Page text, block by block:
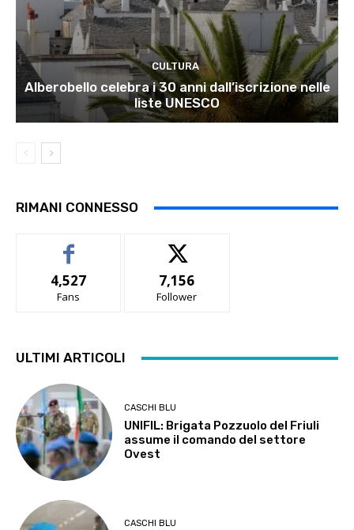
CULTURA
Alberobello celebra i 30 anni dall’iscrizione nelle
liste UNESCO
RIMANI CONNESSO
4,527
Fans
7,156
Follower
ULTIMI ARTICOLI
CASCHI BLU
UNIFIL: Brigata Pozzuolo del Friuli
assume il comando del settore
Ovest
CASCHI BLU